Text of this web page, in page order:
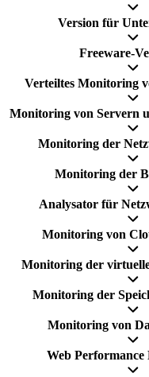
Version für
Freeware-
Verteiltes Monitoring
Monitoring von Servern
Monitoring der
Monitoring der
Analysator für
Monitoring von
Monitoring der
Monitoring der
Monitoring von
Web